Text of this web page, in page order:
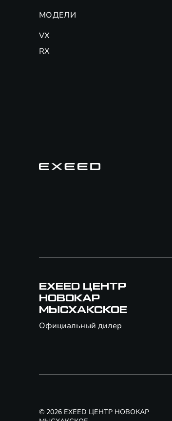
МОДЕЛИ
VX
RX
EXEED ЦЕНТР
НОВОКАР
МЫСХАКСКОЕ
Официальный дилер
© 2026 EXEED ЦЕНТР НОВОКАР